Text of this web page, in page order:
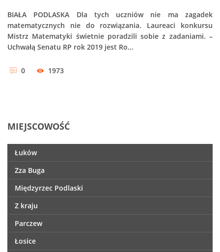
BIAŁA PODLASKA Dla tych uczniów nie ma zagadek
matematycznych nie do rozwiązania. Laureaci konkursu
Mistrz Matematyki świetnie poradzili sobie z zadaniami. –
Uchwałą Senatu RP rok 2019 jest Ro...
0 1973
MIEJSCOWOŚĆ
Łuków
Zza Buga
Międzyrzec Podlaski
Z kraju
Parczew
Łosice